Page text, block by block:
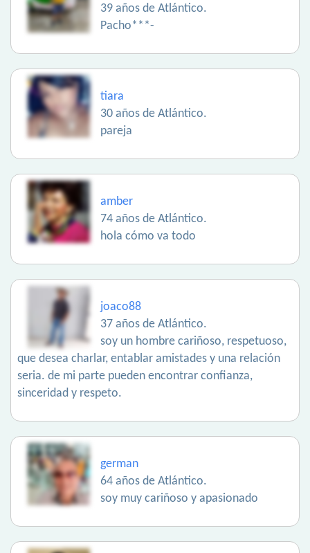
39 años de Atlántico.
Pacho***-
tiara
30 años de Atlántico.
pareja
amber
74 años de Atlántico.
hola cómo va todo
joaco88
37 años de Atlántico.
soy un hombre cariñoso, respetuoso,
que desea charlar, entablar amistades y una relación
seria. de mi parte pueden encontrar confianza,
sinceridad y respeto.
german
64 años de Atlántico.
soy muy cariñoso y apasionado